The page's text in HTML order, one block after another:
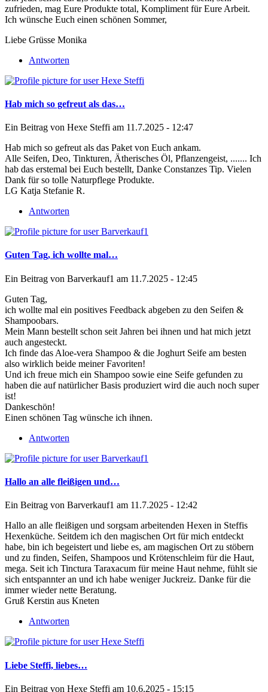
zufrieden, mag Eure Produkte total, Kompliment für Eure Arbeit.
Ich wünsche Euch einen schönen Sommer,
Liebe Grüsse Monika
Antworten
Hab mich so gefreut als das…
Ein Beitrag von Hexe Steffi am 11.7.2025 - 12:47
Hab mich so gefreut als das Paket von Euch ankam.
Alle Seifen, Deo, Tinkturen, Ätherisches Öl, Pflanzengeist, ....... Ich
hab das erstemal bei Euch bestellt, Danke Constanzes Tip. Vielen
Dank für so tolle Naturpflege Produkte.
LG Katja Stefanie R.
Antworten
Guten Tag, ich wollte mal…
Ein Beitrag von Barverkauf1 am 11.7.2025 - 12:45
Guten Tag,
ich wollte mal ein positives Feedback abgeben zu den Seifen &
Shampoobars.
Mein Mann bestellt schon seit Jahren bei ihnen und hat mich jetzt
auch angesteckt.
Ich finde das Aloe-vera Shampoo & die Joghurt Seife am besten
also wirklich beide meiner Favoriten!
Und ich freue mich ein Shampoo sowie eine Seife gefunden zu
haben die auf natürlicher Basis produziert wird die auch noch super
ist!
Dankeschön!
Einen schönen Tag wünsche ich ihnen.
Antworten
Hallo an alle fleißigen und…
Ein Beitrag von Barverkauf1 am 11.7.2025 - 12:42
Hallo an alle fleißigen und sorgsam arbeitenden Hexen in Steffis
Hexenküche. Seitdem ich den magischen Ort für mich entdeckt
habe, bin ich begeistert und liebe es, am magischen Ort zu stöbern
und zu finden, Seifen, Shampoos und Krötenschleim für die Haut,
mega. Seit ich Tinctura Taraxacum für meine Haut nehme, fühlt sie
sich entspannter an und ich habe weniger Juckreiz. Danke für die
immer wieder nette Beratung.
Gruß Kerstin aus Kneten
Antworten
Liebe Steffi, liebes…
Ein Beitrag von Hexe Steffi am 10.6.2025 - 15:15